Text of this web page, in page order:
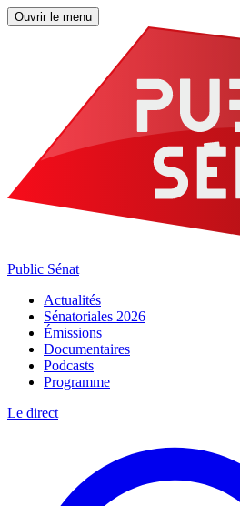
Ouvrir le menu
Public Sénat
Actualités
Sénatoriales 2026
Émissions
Documentaires
Podcasts
Programme
Le direct